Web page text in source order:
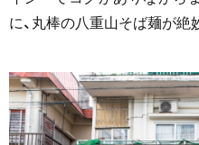
に、丸棒の八重山そば麺が絶